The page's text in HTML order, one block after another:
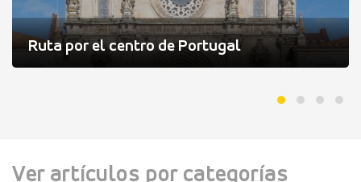
Ruta por el centro de Portugal
Ver artículos por categorías